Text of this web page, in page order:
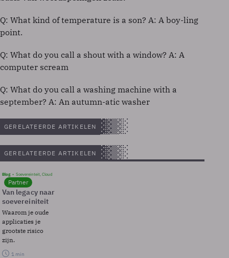
Q: What kind of temperature is a son? A: A boy-ling
point.
Q: What do you call a shout with a window? A: A
computer scream
Q: What do you call a washing machine with a
september? A: An autumn-atic washer
GERELATEERDE ARTIKELEN
GERELATEERDE ARTIKELEN
Blog Soevereinteit, Cloud
Partner
Van legacy naar
soevereiniteit
Waarom je oude
applicaties je
grootste risico
zijn.
1 min